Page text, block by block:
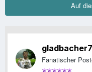
Auf
Fanatischer